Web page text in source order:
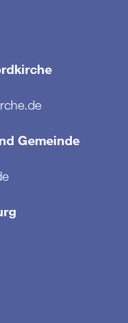
Gemeinde